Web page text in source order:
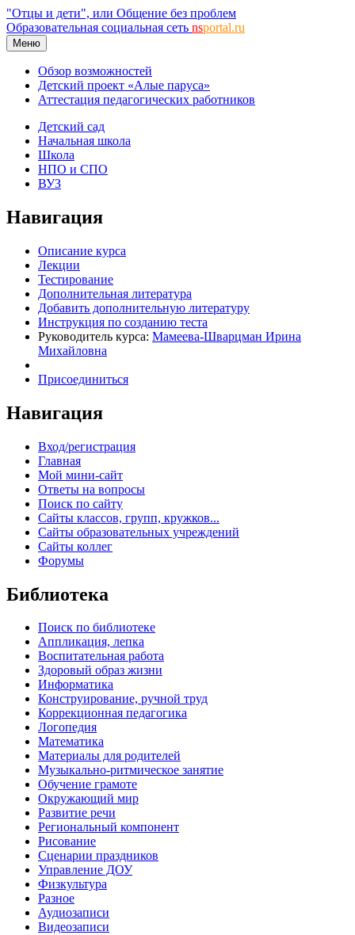
"Отцы и дети", или Общение без проблем
Образовательная социальная сеть nsportal.ru
Меню
Обзор возможностей
Детский проект «Алые паруса»
Аттестация педагогических работников
Детский сад
Начальная школа
Школа
НПО и СПО
ВУЗ
Навигация
Описание курса
Лекции
Тестирование
Дополнительная литература
Добавить дополнительную литературу
Инструкция по созданию теста
Руководитель курса: Мамеева-Шварцман Ирина
Михайловна
Присоединиться
Навигация
Вход/регистрация
Главная
Мой мини-сайт
Ответы на вопросы
Поиск по сайту
Сайты классов, групп, кружков...
Сайты образовательных учреждений
Сайты коллег
Форумы
Библиотека
Поиск по библиотеке
Аппликация, лепка
Воспитательная работа
Здоровый образ жизни
Информатика
Конструирование, ручной труд
Коррекционная педагогика
Логопедия
Математика
Материалы для родителей
Музыкально-ритмическое занятие
Обучение грамоте
Окружающий мир
Развитие речи
Региональный компонент
Рисование
Сценарии праздников
Управление ДОУ
Физкультура
Разное
Аудиозаписи
Видеозаписи